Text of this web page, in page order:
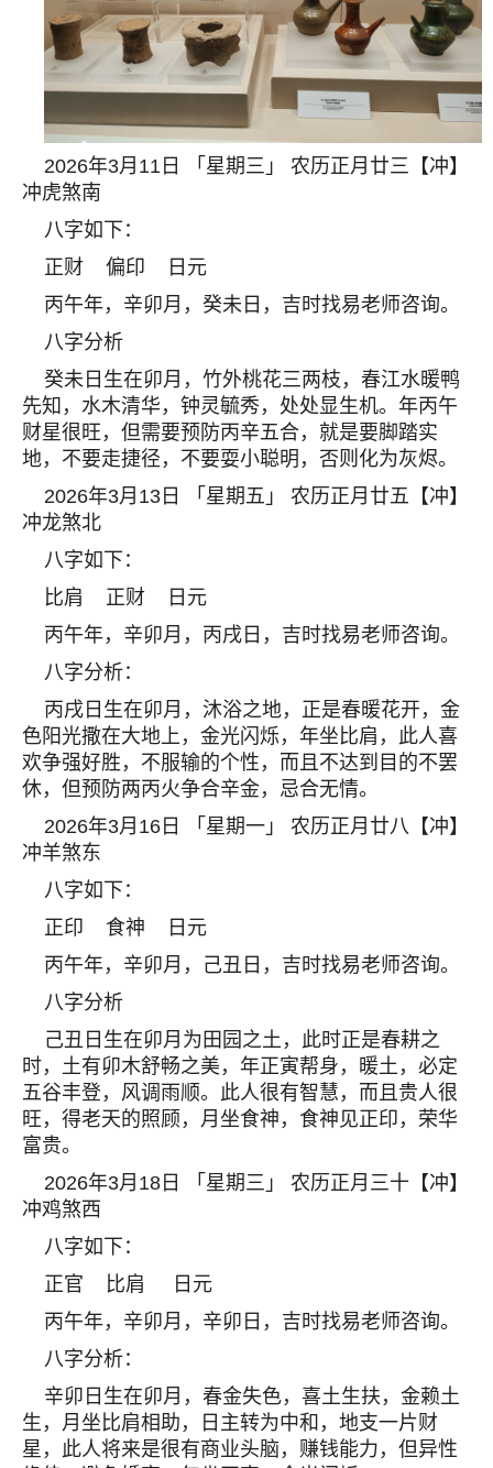
2026年3月11日 「星期三」 农历正月廿三【冲】
冲虎煞南
八字如下：
正财 偏印 日元
丙午年，辛卯月，癸未日，吉时找易老师咨询。
八字分析
癸未日生在卯月，竹外桃花三两枝，春江水暖鸭
先知，水木清华，钟灵毓秀，处处显生机。年丙午
财星很旺，但需要预防丙辛五合，就是要脚踏实
地，不要走捷径，不要耍小聪明，否则化为灰烬。
2026年3月13日 「星期五」 农历正月廿五【冲】
冲龙煞北
八字如下：
比肩 正财 日元
丙午年，辛卯月，丙戌日，吉时找易老师咨询。
八字分析：
丙戌日生在卯月，沐浴之地，正是春暖花开，金
色阳光撒在大地上，金光闪烁，年坐比肩，此人喜
欢争强好胜，不服输的个性，而且不达到目的不罢
休，但预防两丙火争合辛金，忌合无情。
2026年3月16日 「星期一」 农历正月廿八【冲】
冲羊煞东
八字如下：
正印 食神 日元
丙午年，辛卯月，己丑日，吉时找易老师咨询。
八字分析
己丑日生在卯月为田园之土，此时正是春耕之
时，土有卯木舒畅之美，年正寅帮身，暖土，必定
五谷丰登，风调雨顺。此人很有智慧，而且贵人很
旺，得老天的照顾，月坐食神，食神见正印，荣华
富贵。
2026年3月18日 「星期三」 农历正月三十【冲】
冲鸡煞西
八字如下：
正官 比肩 日元
丙午年，辛卯月，辛卯日，吉时找易老师咨询。
八字分析：
辛卯日生在卯月，春金失色，喜土生扶，金赖土
生，月坐比肩相助，日主转为中和，地支一片财
星，此人将来是很有商业头脑，赚钱能力，但异性